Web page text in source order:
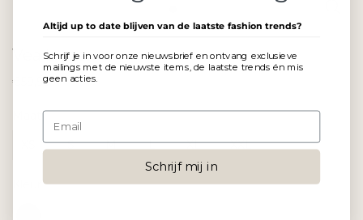
Vea blazer
€59,95
S M L XL XXL
Altijd up to date blijven van de laatste fashion trends?
Schrijf je in voor onze nieuwsbrief en ontvang exclusieve
mailings met de nieuwste items, de laatste trends én mis
geen acties.
Schrijf mij in